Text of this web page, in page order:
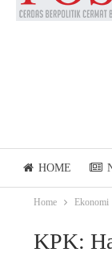
HOME
LIFESTYLE
Home Ekonomi
KPK: